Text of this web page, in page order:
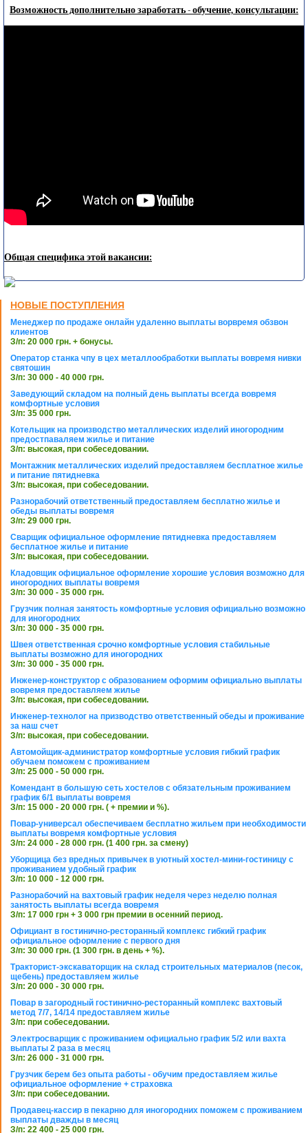
Возможность дополнительно заработать - обучение, консультации:
Общая специфика этой вакансии:
НОВЫЕ ПОСТУПЛЕНИЯ
Менеджер по продаже онлайн удаленно выплаты ворвремя обзвон
клиентов
З/п: 20 000 грн. + бонусы.
Оператор станка чпу в цех металлообработки выплаты вовремя нивки
святошин
З/п: 30 000 - 40 000 грн.
Заведующий складом на полный день выплаты всегда вовремя
комфортные условия
З/п: 35 000 грн.
Котельщик на производство металлических изделий иногородним
предостпаваляем жилье и питание
З/п: высокая, при собеседовании.
Монтажник металлических изделий предоставляем бесплатное жилье
и питание пятидневка
З/п: высокая, при собеседовании.
Разнорабочий ответственный предоставляем бесплатно жилье и
обеды выплаты вовремя
З/п: 29 000 грн.
Сварщик официальное оформление пятидневка предоставляем
бесплатное жилье и питание
З/п: высокая, при собеседовании.
Кладовщик официальное оформление хорошие условия возможно для
иногородних выплаты вовремя
З/п: 30 000 - 35 000 грн.
Грузчик полная занятость комфортные условия официально возможно
для иногородних
З/п: 30 000 - 35 000 грн.
Швея ответственная срочно комфортные условия стабильные
выплаты возможно для иногородних
З/п: 30 000 - 35 000 грн.
Инженер-конструктор с образованием оформим официально выплаты
вовремя предоставляем жилье
З/п: высокая, при собеседовании.
Инженер-технолог на призводство ответственный обеды и проживание
за наш счет
З/п: высокая, при собеседовании.
Автомойщик-администратор комфортные условия гибкий график
обучаем поможем с проживанием
З/п: 25 000 - 50 000 грн.
Комендант в большую сеть хостелов с обязательным проживанием
график 6/1 выплаты вовремя
З/п: 15 000 - 20 000 грн. ( + премии и %).
Повар-универсал обеспечиваем бесплатно жильем при необходимости
выплаты вовремя комфортные условия
З/п: 24 000 - 28 000 грн. (1 400 грн. за смену)
Уборщица без вредных привычек в уютный хостел-мини-гостиницу с
проживанием удобный график
З/п: 10 000 - 12 000 грн.
Разнорабочий на вахтовый график неделя через неделю полная
занятость выплаты всегда вовремя
З/п: 17 000 грн + 3 000 грн премии в осенний период.
Официант в гостинично-ресторанный комплекс гибкий график
официальное оформление с первого дня
З/п: 30 000 грн. (1 300 грн. в день + %).
Тракторист-экскаваторщик на склад строительных материалов (песок,
щебень) предоставляем жилье
З/п: 20 000 - 30 000 грн.
Повар в загородный гостинично-ресторанный комплекс вахтовый
метод 7/7, 14/14 предоставляем жилье
З/п: при собеседовании.
Электросварщик с проживанием официально график 5/2 или вахта
выплаты 2 раза в месяц
З/п: 26 000 - 31 000 грн.
Грузчик берем без опыта работы - обучим предоставляем жилье
официальное оформление + страховка
З/п: при собеседовании.
Продавец-кассир в пекарню для иногородних поможем с проживанием
выплаты дважды в месяц
З/п: 22 400 - 25 000 грн.